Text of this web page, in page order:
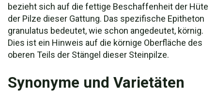
bezieht sich auf die fettige Beschaffenheit der Hüte
der Pilze dieser Gattung. Das spezifische Epitheton
granulatus bedeutet, wie schon angedeutet, körnig.
Dies ist ein Hinweis auf die körnige Oberfläche des
oberen Teils der Stängel dieser Steinpilze.
Synonyme und Varietäten